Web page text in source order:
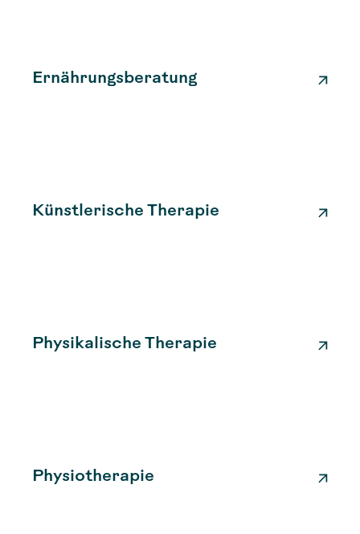
Ernährungsberatung
Künstlerische Therapie
Physikalische Therapie
Physiotherapie